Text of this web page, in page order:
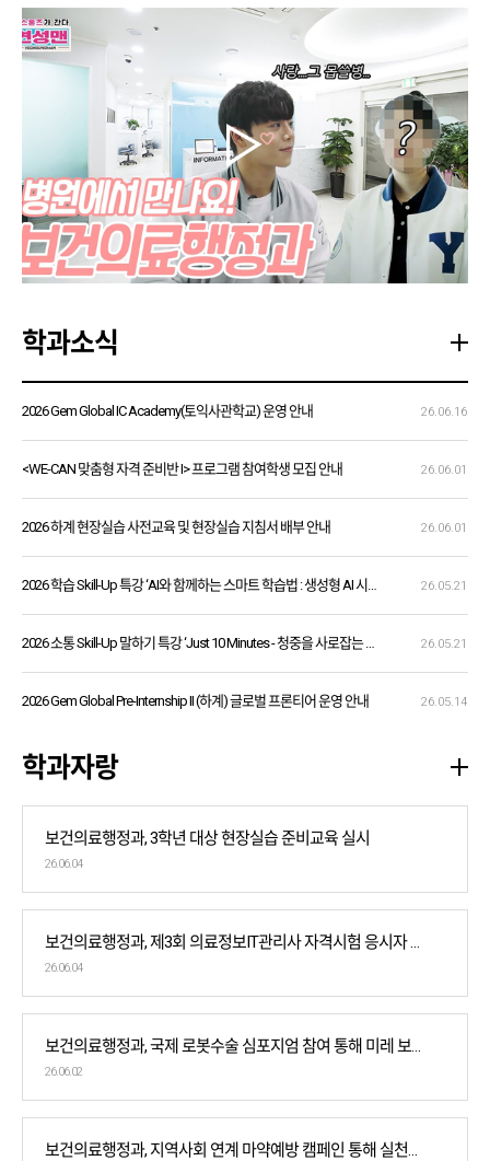
학과소식
2026 Gem Global IC Academy(토익사관학교) 운영 안내 26.06.16
<WE-CAN 맞춤형 자격 준비반 I> 프로그램 참여학생 모집 안내 26.06.01
2026 하계 현장실습 사전교육 및 현장실습 지침서 배부 안내 26.06.01
26.05.21
26.05.21
2026 Gem Global Pre-Internship II (하계) 글로벌 프론티어 운영 안내 26.05.14
학과자랑
보건의료행정과, 3학년 대상 현장실습 준비교육 실시
26.06.04
보건의료행정과, 제3회 의료정보IT관리사 자격시험 응시자 전원 합격 쾌거
26.06.04
보건의료행정과, 국제 로봇수술 심포지엄 참여 통해 미레 보건의료 전문인재 역량 강화
26.06.02
보건의료행정과, 지역사회 연계 마약예방 캠페인 통해 실천형 인재 양성